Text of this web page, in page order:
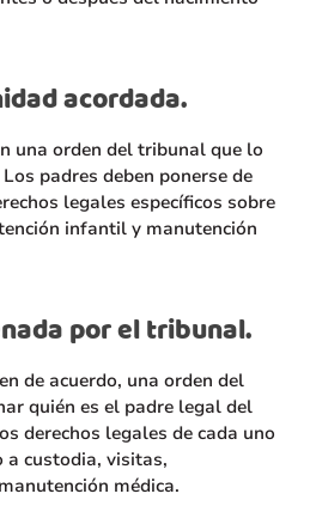
acordada.
una orden del tribunal que lo
padres deben ponerse de
legales específicos sobre
infantil y manutención
por el tribunal.
de acuerdo, una orden del
quién es el padre legal del
derechos legales de cada uno
a custodia, visitas,
médica.